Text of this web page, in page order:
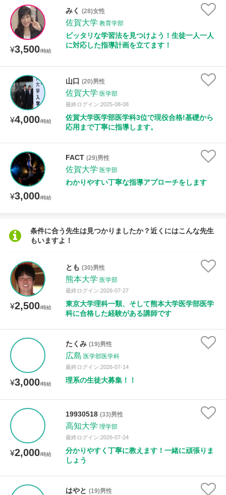
¥3,500/時給
みく (28)女性
佐賀大学 教育学部
ピッタリな学習法を見つけよう！生徒一人一人
に対応した指導計画を立てます！
¥4,000/時給
山口 (20)男性
佐賀大学 医学部
最終ログイン:2025-08-08
佐賀大学医学部医学科3位で現役合格!基礎から
応用まで丁寧に指導します。
¥3,000/時給
FACT (29)男性
佐賀大学 医学部
わかりやすい丁寧な指導アプローチをします
条件に合う先生は見つかりましたか？近くにはこんな先生
もいますよ！
¥2,500/時給
とも (30)男性
熊本大学 医学部
最終ログイン:2026-07-27
東京大学理科一類、そして熊本大学医学部医学
科に合格した経験がある講師です
¥3,000/時給
たくみ (19)男性
広島 医学部医学科
最終ログイン:2026-07-14
理系の生徒大募集！！
¥2,000/時給
19930518 (33)男性
高知大学 理学部
最終ログイン:2026-07-24
分かりやすく丁寧に教えます！一緒に頑張りま
しょう
はやと (19)男性
世界史 日本史 地理 現代社会
政治経済 小論文 美術 書道 家庭科
時給：¥1,000 ～ ¥10,000
月曜日 火曜日 水曜日
土曜日
所属大学
年齢：18-101歳